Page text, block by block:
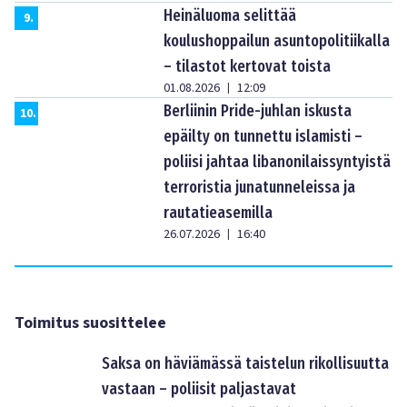
9.
Heinäluoma selittää
koulushoppailun asuntopolitiikalla
– tilastot kertovat toista
01.08.2026 | 12:09
10.
Berliinin Pride-juhlan iskusta
epäilty on tunnettu islamisti –
poliisi jahtaa libanonilaissyntyistä
terroristia junatunneleissa ja
rautatieasemilla
26.07.2026 | 16:40
Toimitus suosittelee
Saksa on häviämässä taistelun rikollisuutta
vastaan – poliisit paljastavat